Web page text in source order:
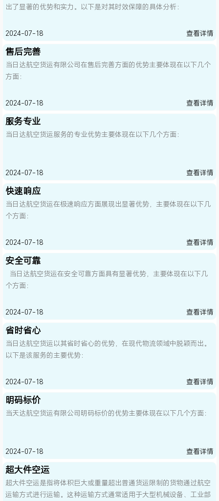
出了显著的优势和实力。以下是对其时效保障的具体分析：
2024-07-18 查看详情
售后完善
当日达航空货运有限公司在售后完善方面的优势主要体现在以下几个
方面：
2024-07-18 查看详情
服务专业
当日达航空货运服务的专业优势主要体现在以下几个方面：
2024-07-18 查看详情
快速响应
当日达航空货运在极速响应方面展现出显著优势，主要体现在以下几
个方面：
2024-07-18 查看详情
安全可靠
当日达航空货运在安全可靠方面具有显著优势，主要体现在以下几
个方面：
2024-07-18 查看详情
省时省心
当日达航空货运以其省时省心的优势，在现代物流领域中脱颖而出。
以下是该服务的主要优势：
2024-07-18 查看详情
明码标价
当天达航空货运有限公司明码标价的优势主要体现在以下几个方面：
2024-07-18 查看详情
超大件空运
超大件空运是指将体积巨大或重量超出普通货运限制的货物通过航空
运输方式进行运输。这种运输方式通常适用于大型机械设备、工业部